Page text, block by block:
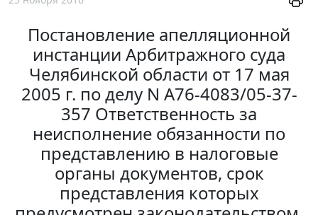
Постановление апелляционной
инстанции Арбитражного суда
Челябинской области от 17 мая
2005 г. по делу N А76-4083/05-37-
357 Ответственность за
неисполнение обязанности по
представлению в налоговые
органы документов, срок
представления которых